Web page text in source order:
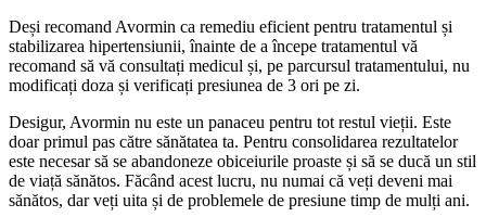
Deși recomand Avormin ca remediu eficient pentru tratamentul și
stabilizarea hipertensiunii, înainte de a începe tratamentul vă
recomand să vă consultați medicul și, pe parcursul tratamentului, nu
modificați doza și verificați presiunea de 3 ori pe zi.
Desigur, Avormin nu este un panaceu pentru tot restul vieții. Este
doar primul pas către sănătatea ta. Pentru consolidarea rezultatelor
este necesar să se abandoneze obiceiurile proaste și să se ducă un stil
de viață sănătos. Făcând acest lucru, nu numai că veți deveni mai
sănătos, dar veți uita și de problemele de presiune timp de mulți ani.